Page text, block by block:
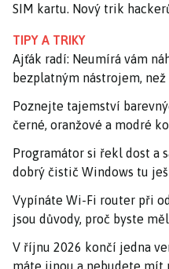
SIM kartu. Nový trik
TIPY A TRIKY
Ajťák radí: Neumírá vám
bezplatným nástrojem,
Poznejte tajemství
černé, oranžové a modré
Programátor si řekl dost a
dobrý čistič Windows tu
Vypínáte Wi-Fi router při
jsou důvody, proč byste
V říjnu 2026 končí jedna
máte jinou a nebudete mít